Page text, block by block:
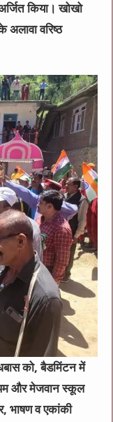
किया। खोखो
अलावा वरिष्ठ
को, बैडमिंटन में
और मेजवान स्कूल
भाषण व एकांकी